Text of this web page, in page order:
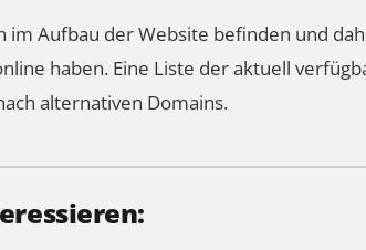
im Aufbau der Website befinden und
haben. Eine Liste der aktuell
alternativen Domains.